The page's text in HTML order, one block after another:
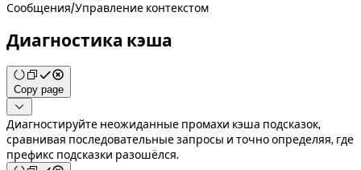
Сообщения/Управление контекстом
Диагностика кэша
Copy page

Диагностируйте неожиданные промахи кэша подсказок,
сравнивая последовательные запросы и точно определяя, где
префикс подсказки разошёлся.